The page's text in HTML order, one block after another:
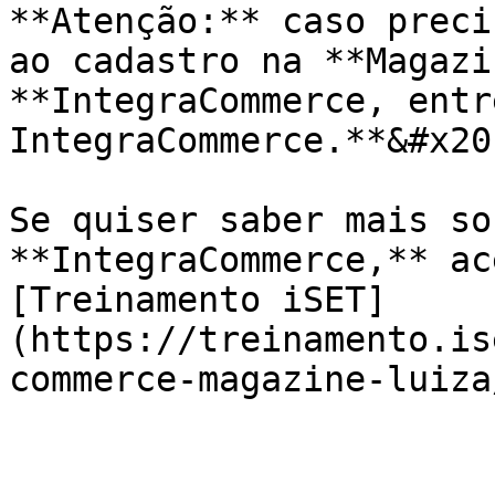
**Atenção:** caso
ao cadastro na
**IntegraCommerce,
Se quiser saber mais
**IntegraCommerce,**
[Treinamento iSET]
(https://